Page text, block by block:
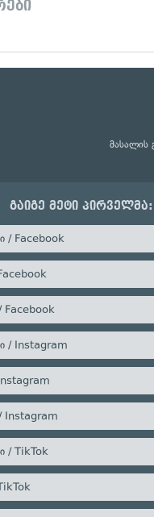
მასალის
გაიგე მეტი პირველმა:
/ Facebook
/ Facebook
/ Instagram
/ Instagram
/ TikTok